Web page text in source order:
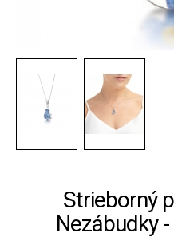
Strieborný
Nezábudky